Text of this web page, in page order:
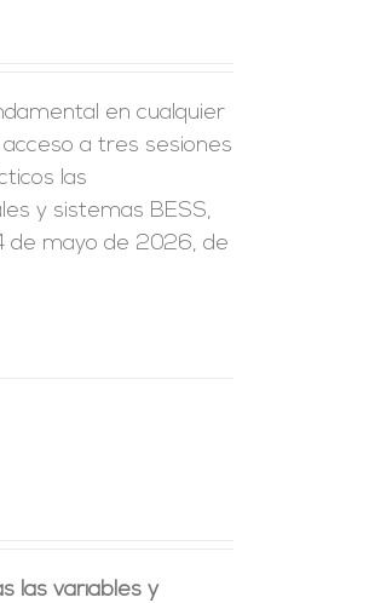
en cualquier
a tres sesiones
las
y sistemas BESS,
de mayo de 2026, de
las variables y